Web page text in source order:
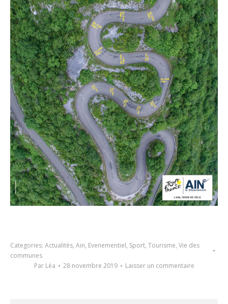
Categories: Actualités, Ain, Evenementiel, Sport, Tourisme, Vie des
communes
Par Léa 28 novembre 2019 Laisser un commentaire